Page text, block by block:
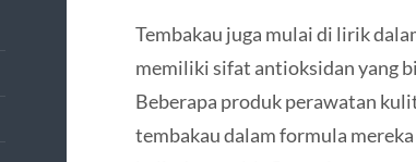
Tembakau juga mulai di lirik
memiliki sifat antioksidan yang
Beberapa produk perawatan
tembakau dalam formula